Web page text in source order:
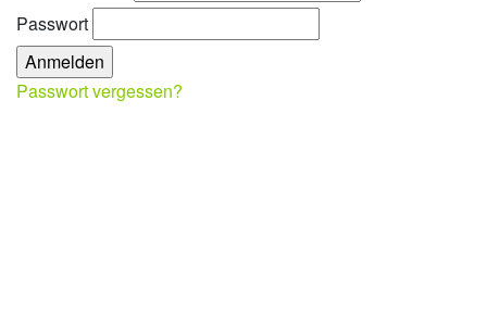
Passwort
Passwort vergessen?